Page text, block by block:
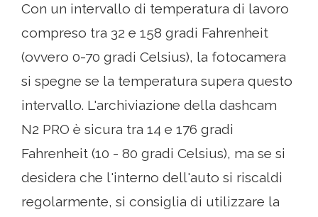
Con un intervallo di temperatura di lavoro
compreso tra 32 e 158 gradi Fahrenheit
(ovvero 0-70 gradi Celsius), la fotocamera
si spegne se la temperatura supera questo
intervallo. L'archiviazione della dashcam
N2 PRO è sicura tra 14 e 176 gradi
Fahrenheit (10 - 80 gradi Celsius), ma se si
desidera che l'interno dell'auto si riscaldi
regolarmente, si consiglia di utilizzare la